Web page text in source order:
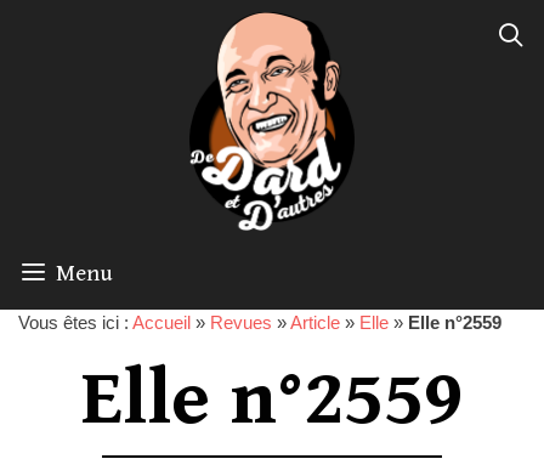
Menu
Vous êtes ici : Accueil » Revues »Article » Elle » Elle n°2559
Elle n°2559